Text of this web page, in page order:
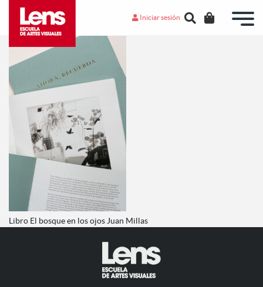
Iniciar sesión
Libro El bosque en los ojos Juan Millas